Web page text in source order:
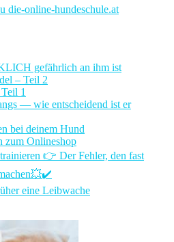
gefährlich an ihm ist
– Teil 2
1
— wie entscheidend ist er
bei deinem Hund
zum Onlineshop
👉 Der Fehler, den fast
eine Leibwache